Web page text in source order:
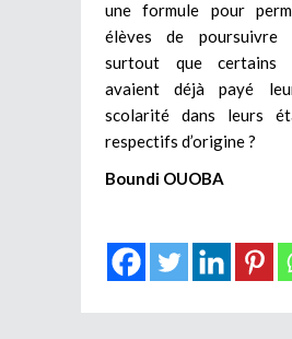
une formule pour
élèves de poursuivre
surtout que certains
avaient déjà payé
scolarité dans leurs
respectifs d’origine ?
Boundi OUOBA